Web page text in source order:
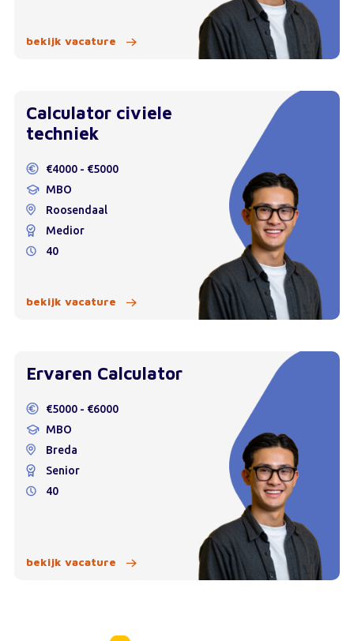
bekijk vacature
Calculator civiele
techniek
€4000 - €5000
MBO
Roosendaal
Medior
40
bekijk vacature
Ervaren Calculator
€5000 - €6000
MBO
Breda
Senior
40
bekijk vacature